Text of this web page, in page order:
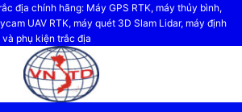
địa chính hãng: Máy GPS RTK, máy thủy bình,
UAV RTK, máy quét 3D Slam Lidar, máy định
phụ kiện trắc địa